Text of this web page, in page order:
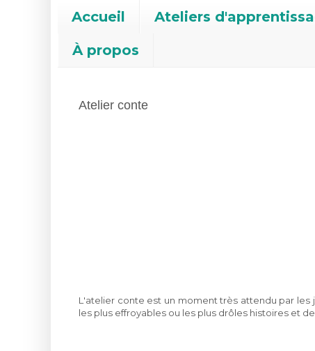
Accueil Ateliers
À propos
Atelier conte
L'atelier conte est un moment très attendu par les
les plus effroyables ou les plus drôles histoires et